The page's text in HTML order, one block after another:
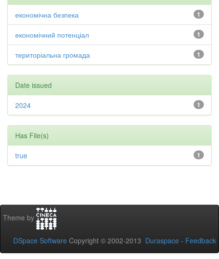
1
економічна безпека
1
економічний потенціал
1
територіальна громада
Date issued
1
2024
Has File(s)
1
true
Theme by
DSpace Software Copyright © 2002-2013 Duraspace - Feedback